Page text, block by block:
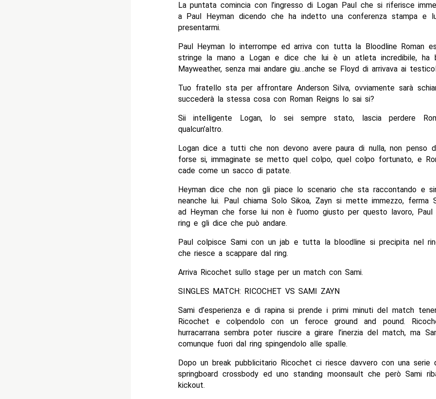
La puntata comincia con l’ingresso di Logan Paul che si riferisce
a Paul Heyman dicendo che ha indetto una conferenza stampa e
presentarmi.
Paul Heyman lo interrompe ed arriva con tutta la Bloodline Roman
stringe la mano a Logan e dice che lui è un atleta incredibile, ha
Mayweather, senza mai andare giu…anche se Floyd di arrivava ai
Tuo fratello sta per affrontare Anderson Silva, ovviamente sarà
succederà la stessa cosa con Roman Reigns lo sai si?
Sii intelligente Logan, lo sei sempre stato, lascia perdere
qualcun’altro.
Logan dice a tutti che non devono avere paura di nulla, non penso
forse si, immaginate se metto quel colpo, quel colpo fortunato, e
cade come un sacco di patate.
Heyman dice che non gli piace lo scenario che sta raccontando e
neanche lui. Paul chiama Solo Sikoa, Zayn si mette immezzo, ferma
ad Heyman che forse lui non è l’uomo giusto per questo lavoro, Paul
ring e gli dice che può andare.
Paul colpisce Sami con un jab e tutta la bloodline si precipita nel
che riesce a scappare dal ring.
Arriva Ricochet sullo stage per un match con Sami.
SINGLES MATCH: RICOCHET VS SAMI ZAYN
Sami d’esperienza e di rapina si prende i primi minuti del match
Ricochet e colpendolo con un feroce ground and pound.
hurracarrana sembra poter riuscire a girare l’inerzia del match, ma
comunque fuori dal ring spingendolo alle spalle.
Dopo un break pubblicitario Ricochet ci riesce davvero con una serie
springboard crossbody ed uno standing moonsault che però Sami
kickout.